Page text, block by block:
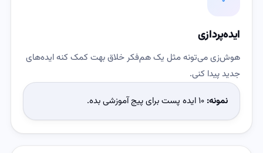
ایده‌پردازی
هوش‌زی می‌تونه مثل یک هم‌فکر خلاق بهت کمک کنه ایده‌های
جدید پیدا کنی.
نمونه: